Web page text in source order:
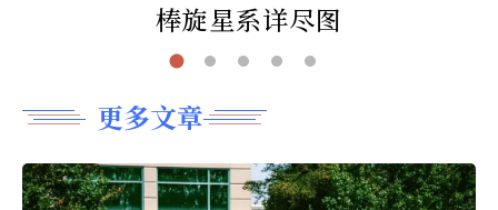
棒旋星系详尽图
更多文章